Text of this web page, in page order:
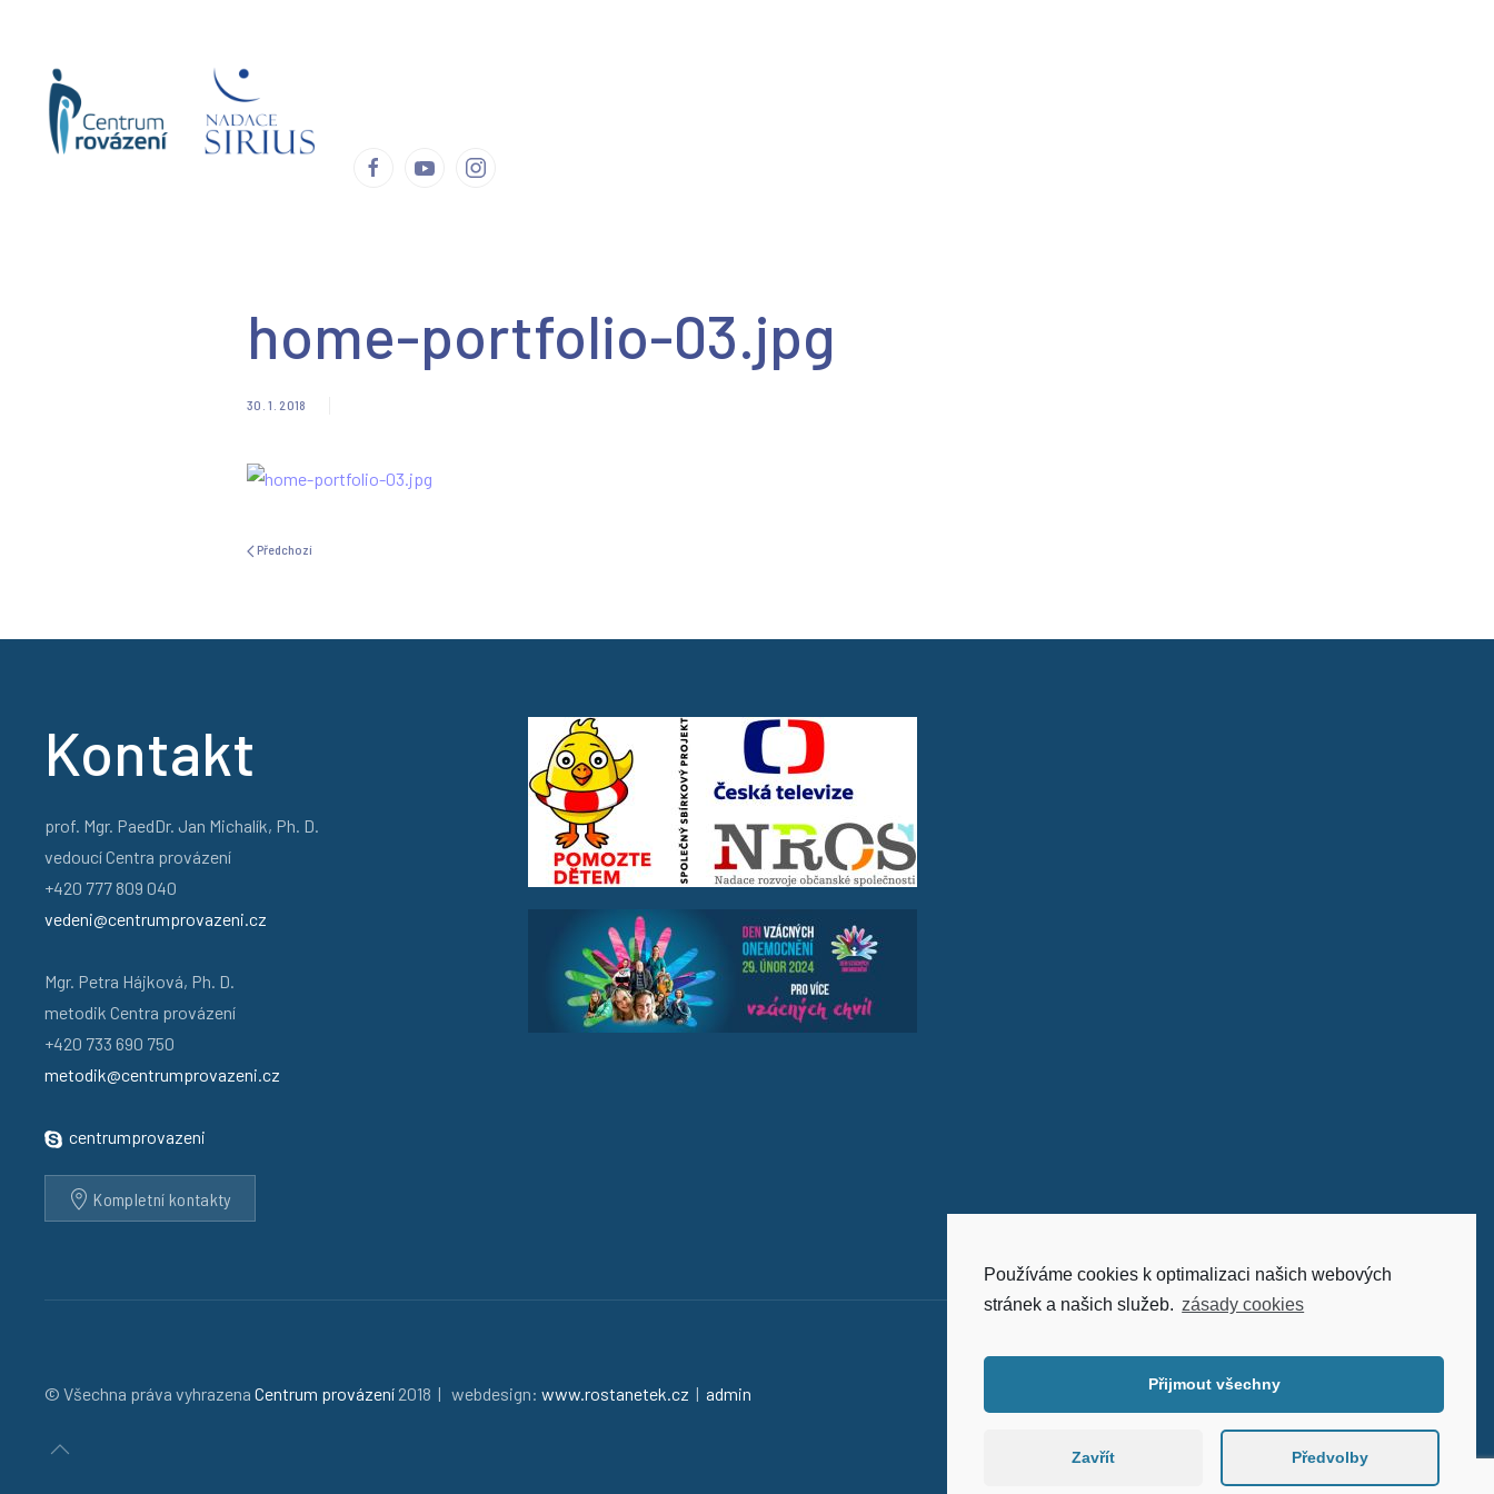
home-portfolio-03.jpg
30. 1. 2018
Předchozí
Kontakt
prof. Mgr. PaedDr. Jan Michalík, Ph. D.
vedoucí Centra provázení
+420 777 809 040
vedeni@centrumprovazeni.cz
Mgr. Petra Hájková, Ph. D.
metodik Centra provázení
+420 733 690 750
metodik@centrumprovazeni.cz
centrumprovazeni
Kompletní kontakty
© Všechna práva vyhrazena Centrum provázení 2018 | webdesign: www.rostanetek.cz | admin
Používáme cookies k optimalizaci našich webových
stránek a našich služeb. zásady cookies
Přijmout všechny
Zavřít Předvolby